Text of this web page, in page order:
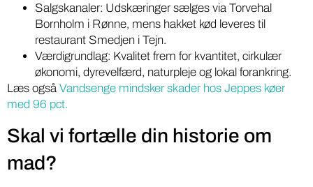
Salgskanaler: Udskæringer sælges via Torvehal
Bornholm i Rønne, mens hakket kød leveres til
restaurant Smedjen i Tejn.
Værdigrundlag: Kvalitet frem for kvantitet, cirkulær
økonomi, dyrevelfærd, naturpleje og lokal forankring.
Læs også Vandsenge mindsker skader hos Jeppes køer
med 96 pct.
Skal vi fortælle din historie om
mad?